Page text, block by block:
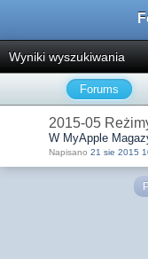
Wyniki wyszukiwania
Forums
2015-05
W MyApple
Napisano 21 sie 2015